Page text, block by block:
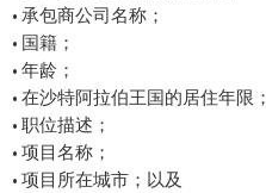
• 承包商公司名称；
• 国籍；
• 年龄；
• 在沙特阿拉伯王国的居住年限；
• 职位描述；
• 项目名称；
• 项目所在城市；以及